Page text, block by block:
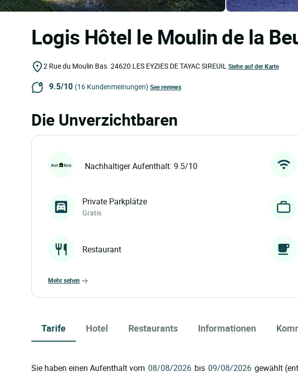
Logis Hôtel le Moulin de la
2 Rue du Moulin Bas. 24620 LES EYZIES DE TAYAC SIREUILSiehe auf der Karte
9.5/10 (16 Kundenmeinungen) See reviews
Die Unverzichtbaren
Nachhaltiger Aufenthalt: 9.5/10
Private Parkplätze
Gratis
Restaurant
mehr sehen
Tarife Hotel Restaurants Informationen
Sie haben einen Aufenthalt vom bis gewählt